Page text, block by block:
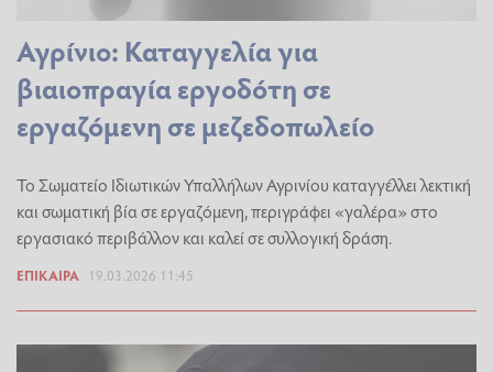
Αγρίνιο: Καταγγελία για
βιαιοπραγία εργοδότη σε
εργαζόμενη σε μεζεδοπωλείο
Το Σωματείο Ιδιωτικών Υπαλλήλων Αγρινίου καταγγέλλει λεκτική
και σωματική βία σε εργαζόμενη, περιγράφει «γαλέρα» στο
εργασιακό περιβάλλον και καλεί σε συλλογική δράση.
ΕΠΊΚΑΙΡΑ 19.03.2026 11:45